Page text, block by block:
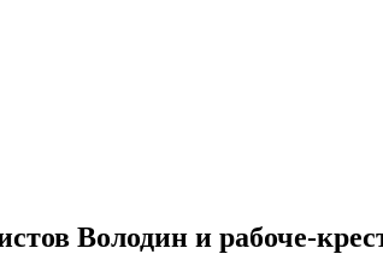
Володин и рабоче-